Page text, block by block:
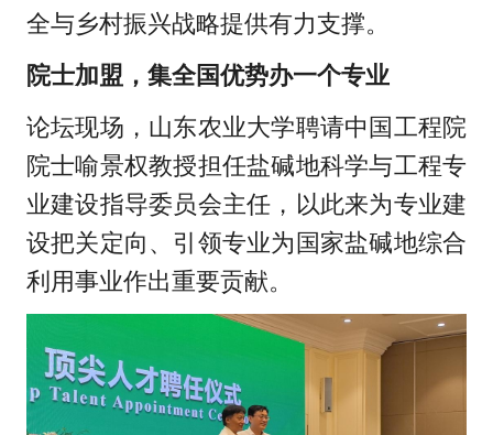
全与乡村振兴战略提供有力支撑。
院士加盟，集全国优势办一个专业
论坛现场，山东农业大学聘请中国工程院
院士喻景权教授担任盐碱地科学与工程专
业建设指导委员会主任，以此来为专业建
设把关定向、引领专业为国家盐碱地综合
利用事业作出重要贡献。